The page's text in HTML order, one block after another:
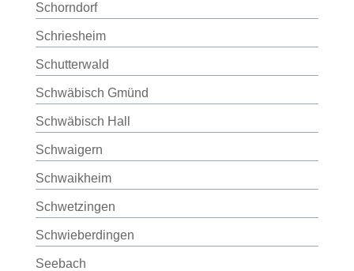
Schorndorf
Schriesheim
Schutterwald
Schwäbisch Gmünd
Schwäbisch Hall
Schwaigern
Schwaikheim
Schwetzingen
Schwieberdingen
Seebach